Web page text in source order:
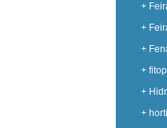
+
+
+
+
+
+